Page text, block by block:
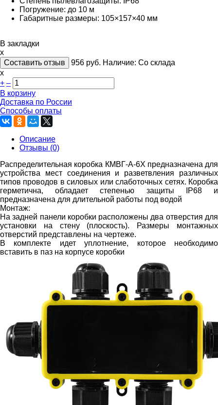
Погружение: до 10 м
Габаритные размеры: 105×157×40 мм
В закладки
x
Составить отзыв
956 руб. Наличие: Со склада
х
+ –
В корзину
Доставка по России
Способы оплаты
Описание
Отзывы (0)
Распределительная коробка КМВГ-А-6Х предназначена для
устройства мест соединения и разветвления различных
типов проводов в силовых или слаботочных сетях. Коробка
герметична, обладает степенью защиты IP68 и
предназначена для длительной работы под водой
Монтаж:
На задней панели коробки расположены два отверстия для
установки на стену (плоскость). Размеры монтажных
отверстий представлены на чертеже.
В комплекте идет уплотнение, которое необходимо
вставить в паз на корпусе коробки